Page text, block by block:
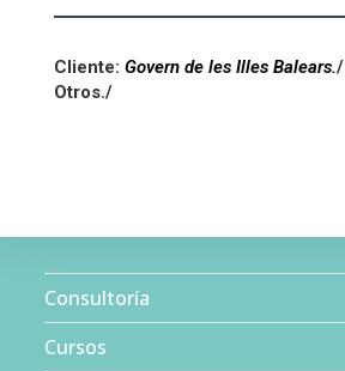
Cliente: Govern de les Illes Balears./
Otros./
Consultoría
Cursos